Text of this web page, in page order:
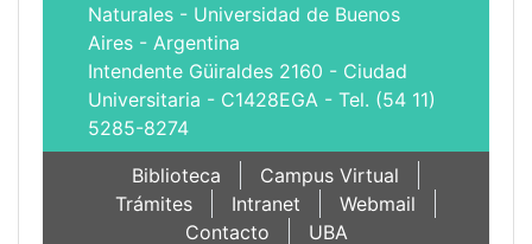
Naturales - Universidad de Buenos
Aires - Argentina
Intendente Güiraldes 2160 - Ciudad
Universitaria - C1428EGA - Tel. (54 11)
5285-8274
Biblioteca
Campus Virtual
Trámites
Intranet
Webmail
Contacto
UBA